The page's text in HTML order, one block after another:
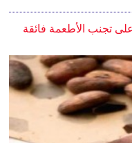
تجنب الأطعمة فائقة